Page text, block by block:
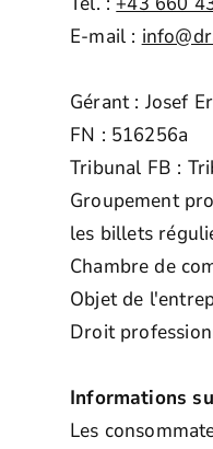
E-mail :
Gérant : Josef
FN : 516256a
Tribunal FB :
Groupement
les billets
Chambre de
Objet de
Droit
Informations
Les